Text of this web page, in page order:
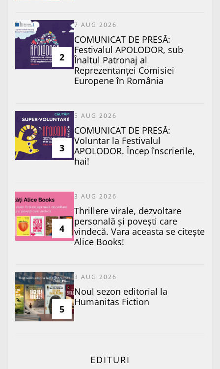
2
7 AUG 2026
COMUNICAT DE PRESĂ:
Festivalul APOLODOR, sub
Înaltul Patronaj al
Reprezentanței Comisiei
Europene în România
3
5 AUG 2026
COMUNICAT DE PRESĂ:
Voluntar la Festivalul
APOLODOR. Încep înscrierile,
hai!
4
3 AUG 2026
Thrillere virale, dezvoltare
personală și povești care
vindecă. Vara aceasta se citește
Alice Books!
5
3 AUG 2026
​Noul sezon editorial la
Humanitas Fiction
EDITURI